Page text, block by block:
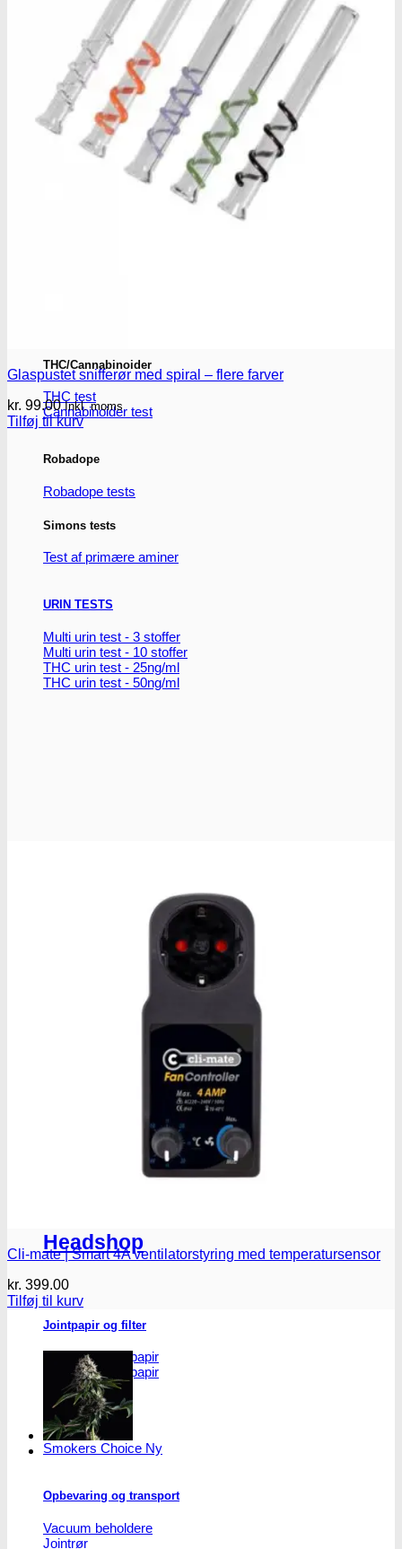
Benzoer renhedstest
GHB/Hætter
GHB/Hætter renhedstest
Ketamin
Ketamin renhedstest
THC/Cannabinoider
THC test
Cannabinoider test
Robadope
Robadope tests
Simons tests
Test af primære aminer
URIN TESTS
Multi urin test - 3 stoffer
Multi urin test - 10 stoffer
THC urin test - 25ng/ml
THC urin test - 50ng/ml
Oplev alle vores tests her
Headshop
Jointpapir og filter
King Size Jointpapir
Slim Size Jointpapir
Cones
Filtertips
Blunt wraps
SmokersPack
Smokers Choice
Opbevaring og transport
Vacuum beholdere
Jointrør
Glaspustet snifferør med spiral – flere farver
kr. 99.00 Inkl. moms
Tilføj til kurv
Cli-mate | Smart 4A ventilatorstyring med temperatursensor
kr. 399.00
Tilføj til kurv